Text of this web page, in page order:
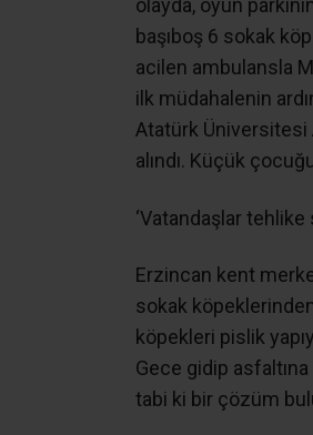
olayda, oyun
başıboş 6 sokak
acilen ambulansla
ilk müdahalenin
Atatürk Üniversitesi
alındı. Küçük
‘Vatandaşlar
Erzincan kent
sokak
köpekleri pislik
Gece gidip
tabi ki bir çözüm